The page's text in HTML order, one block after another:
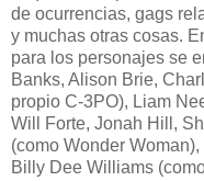
de ocurrencias, gags
y muchas otras cosas.
para los personajes se
Banks, Alison Brie,
propio C-3PO), Liam
Will Forte, Jonah Hill,
(como Wonder
Billy Dee Williams